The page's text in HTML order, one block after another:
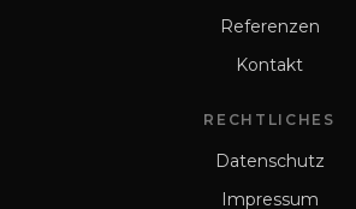
Referenzen
Kontakt
RECHTLICHES
Datenschutz
Impressum